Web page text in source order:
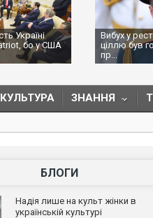
Вибух у ресторані в Москві:
ціллю був головком ВКС Росії,
пр...
КУЛЬТУРА ЗНАННЯ
БЛОГИ
Надія лише на культ жінки в
українській культурі